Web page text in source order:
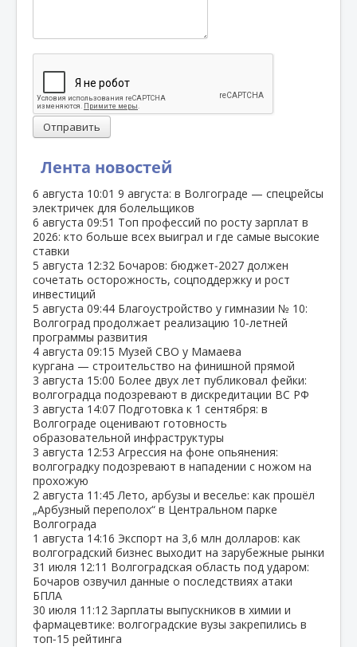
Лента новостей
6 августа 10:01 9 августа: в Волгограде — спецрейсы
электричек для болельщиков
6 августа 09:51 Топ профессий по росту зарплат в
2026: кто больше всех выиграл и где самые высокие
ставки
5 августа 12:32 Бочаров: бюджет‑2027 должен
сочетать осторожность, соцподдержку и рост
инвестиций
5 августа 09:44 Благоустройство у гимназии № 10:
Волгоград продолжает реализацию 10‑летней
программы развития
4 августа 09:15 Музей СВО у Мамаева
кургана — строительство на финишной прямой
3 августа 15:00 Более двух лет публиковал фейки:
волгоградца подозревают в дискредитации ВС РФ
3 августа 14:07 Подготовка к 1 сентября: в
Волгограде оценивают готовность
образовательной инфраструктуры
3 августа 12:53 Агрессия на фоне опьянения:
волгоградку подозревают в нападении с ножом на
прохожую
2 августа 11:45 Лето, арбузы и веселье: как прошёл
„Арбузный переполох“ в Центральном парке
Волгограда
1 августа 14:16 Экспорт на 3,6 млн долларов: как
волгоградский бизнес выходит на зарубежные рынки
31 июля 12:11 Волгоградская область под ударом:
Бочаров озвучил данные о последствиях атаки
БПЛА
30 июля 11:12 Зарплаты выпускников в химии и
фармацевтике: волгоградские вузы закрепились в
топ‑15 рейтинга
Отправить